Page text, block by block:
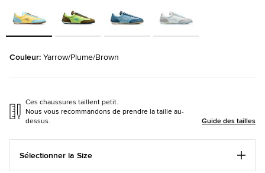
Couleur: Yarrow/Plume/Brown
Ces chaussures taillent petit.
Nous vous recommandons de prendre la taille au-
dessus.
Guide des tailles
Sélectionner la Size